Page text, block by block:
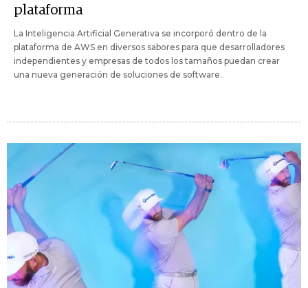
plataforma
La Inteligencia Artificial Generativa se incorporó dentro de la
plataforma de AWS en diversos sabores para que desarrolladores
independientes y empresas de todos los tamaños puedan crear
una nueva generación de soluciones de software.